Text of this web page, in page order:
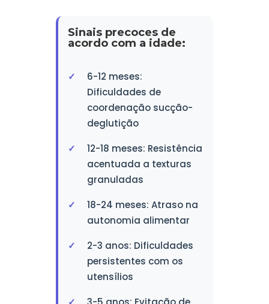
Sinais precoces de
acordo com a idade:
6-12 meses:
Dificuldades de
coordenação sucção-
deglutição
12-18 meses: Resistência
acentuada a texturas
granuladas
18-24 meses: Atraso na
autonomia alimentar
2-3 anos: Dificuldades
persistentes com os
utensílios